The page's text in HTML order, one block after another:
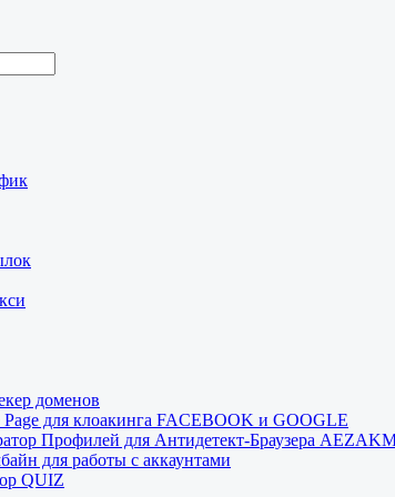
доменов
Page для клоакинга FACEBOOK и GOOGLE
Профилей для Антидетект-Браузера
для работы с аккаунтами
QUIZ